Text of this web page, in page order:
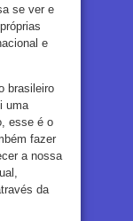
se ver e
e
brasileiro
uma
esse é o
fazer
a nossa
da